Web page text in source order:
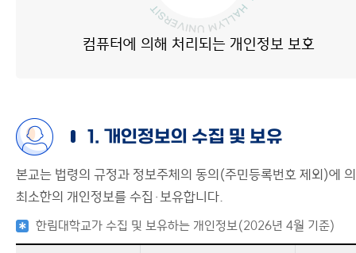
컴퓨터에 의해 처리되는 개인정보 보호
1. 개인정보의 수집 및 보유
본교는 법령의 규정과 정보주체의 동의(주민등록번호 제외)에
최소한의 개인정보를 수집·보유합니다.
한림대학교가 수집 및 보유하는 개인정보(2026년 4월 기준)